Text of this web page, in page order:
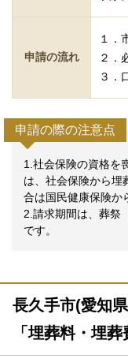
申請の流れ
１．
２．
３．
申請の際の注意点
1.社会保険の資格を
は、社会保険から埋
合は国民健康保険か
2.請求期間は、葬祭
です。
長久手市(愛知
「埋葬料・埋